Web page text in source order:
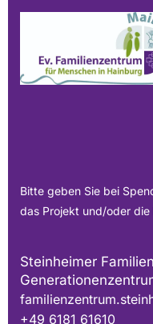
Bitte geben Sie bei
das Projekt und/oder die
Steinheimer
+49 6181 61610